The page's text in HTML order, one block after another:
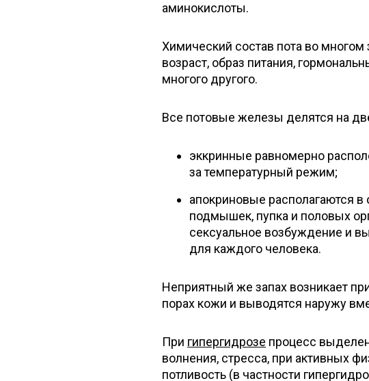
аминокислоты.
Химический состав пота во
возраст, образ питания,
многого другого.
Все потовые железы делятся на
эккринные равномерно
за температурный режим;
апокриновые располагаются в
подмышек, пупка и половых
сексуальное возбуждение и
для каждого человека.
Неприятный же запах возникает
порах кожи и выводятся наружу
При гипергидрозе процесс
волнения, стресса, при активных
потливость (в частности